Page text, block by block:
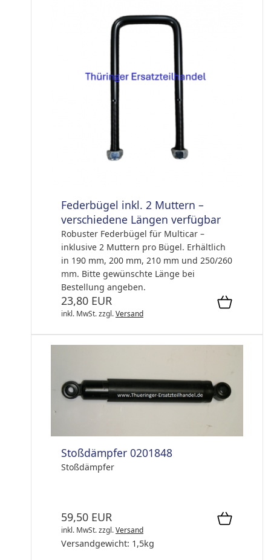
Federbügel inkl. 2 Muttern –
verschiedene Längen verfügbar
Robuster Federbügel für Multicar –
inklusive 2 Muttern pro Bügel. Erhältlich
in 190 mm, 200 mm, 210 mm und 250/260
mm. Bitte gewünschte Länge bei
Bestellung angeben.
23,80 EUR
inkl. MwSt.zzgl.Versand
Stoßdämpfer 0201848
Stoßdämpfer
59,50 EUR
inkl. MwSt.zzgl.Versand
Versandgewicht: 1,5kg